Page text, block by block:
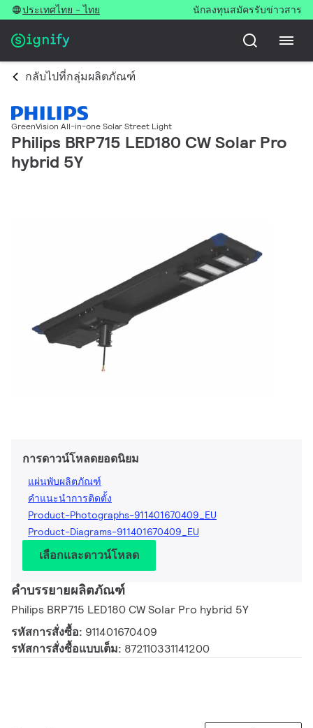
ประเทศไทย - ไทย นักลงทุนสมัครรับข่าวสาร
กลับไปที่กลุ่มผลิตภัณฑ์
GreenVision All-in-one Solar Street Light
Philips BRP715 LED180 CW Solar Pro
hybrid 5Y
การดาวน์โหลดยอดนิยม
แผ่นพับผลิตภัณฑ์
คำแนะนำการติดตั้ง
Product-Photographs-911401670409_EU
Product-Diagrams-911401670409_EU
เลือกและดาวน์โหลด
คำบรรยายผลิตภัณฑ์
Philips BRP715 LED180 CW Solar Pro hybrid 5Y
รหัสการสั่งซื้อ: 911401670409
รหัสการสั่งซื้อแบบเต็ม: 872110331141200